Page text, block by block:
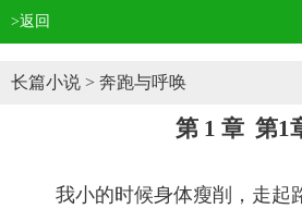
>返回
长篇小说 > 奔跑与呼唤
第 1 章 第1
我小的时候身体瘦削，走起